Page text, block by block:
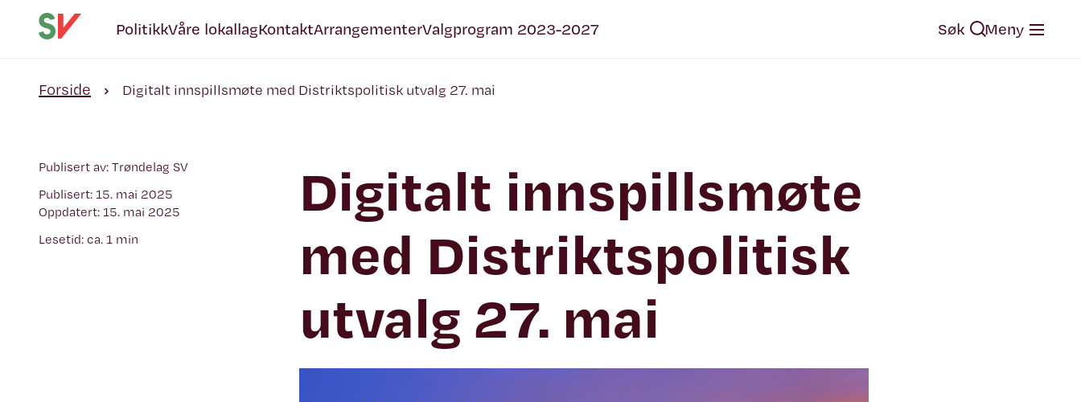
PolitikkVåre lokallagKontaktArrangementerValgprogram 2023-2027 Søk Meny
Forside Digitalt innspillsmøte med Distriktspolitisk utvalg 27. mai
Publisert av: Trøndelag SV
Publisert: 15. mai 2025
Oppdatert: 15. mai 2025
Lesetid: ca. 1 min
Digitalt innspillsmøte
med Distriktspolitisk
utvalg 27. mai